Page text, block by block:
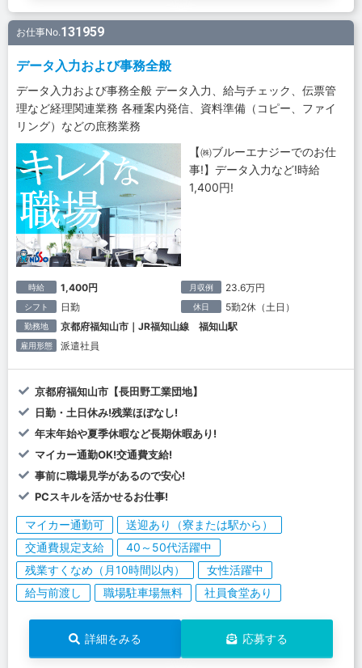
お仕事No.131959
データ入力および事務全般
データ入力および事務全般 データ入力、給与チェック、伝票管
理など経理関連業務 各種案内発信、資料準備（コピー、ファイ
リング）などの庶務業務
【㈱ブルーエナジーでのお仕
事!】データ入力など!時給
1,400円!
時給 1,400円 月収例 23.6万円
シフト 日勤 休日 5勤2休（土日）
勤務地 京都府福知山市｜JR福知山線 福知山駅
雇用形態 派遣社員
京都府福知山市【長田野工業団地】
日勤・土日休み!残業ほぼなし!
年末年始や夏季休暇など長期休暇あり!
マイカー通勤OK!交通費支給!
事前に職場見学があるので安心!
PCスキルを活かせるお仕事!
マイカー通勤可
送迎あり（寮または駅から）
交通費規定支給
40～50代活躍中
残業すくなめ（月10時間以内）
女性活躍中
給与前渡し
職場駐車場無料 社員食堂あり
詳細をみる 応募する